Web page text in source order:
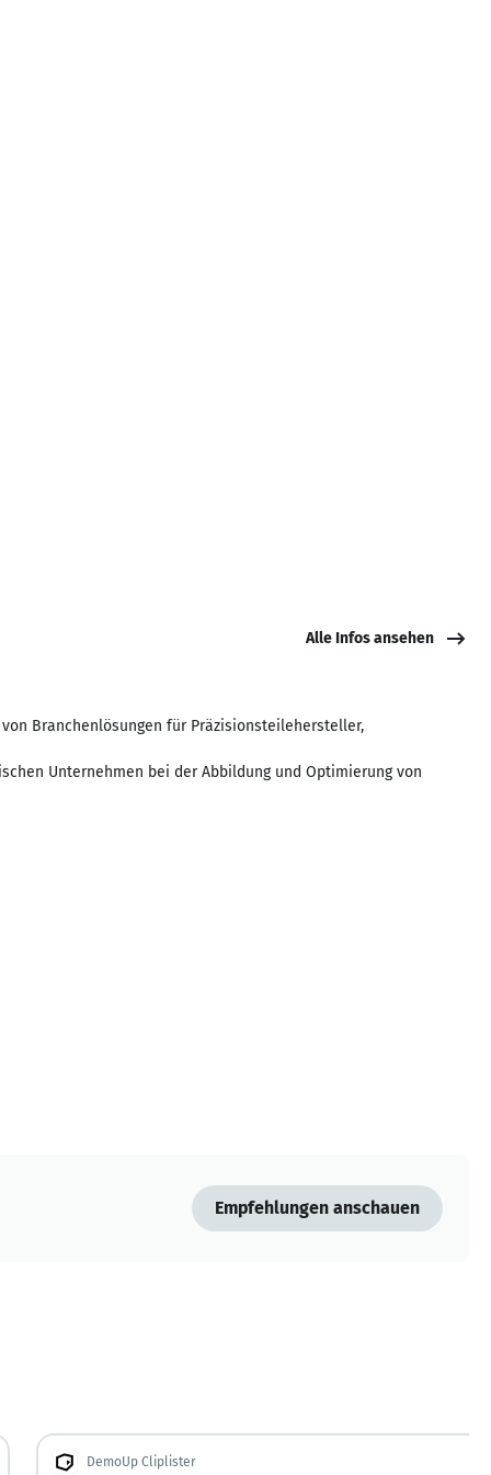
Alle Infos ansehen
Branchenlösungen für Präzisionsteilehersteller,
Unternehmen bei der Abbildung und Optimierung von
Empfehlungen anschauen
DemoUp Cliplister